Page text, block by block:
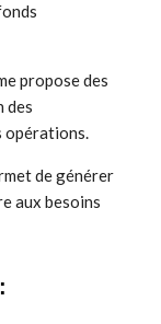
propose des
des
opérations.
de générer
aux besoins